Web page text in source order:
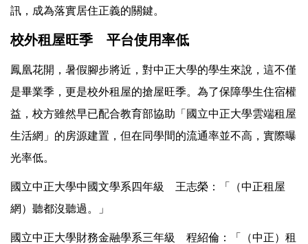
訊，成為落實居住正義的關鍵。
校外租屋旺季 平台使用率低
鳳凰花開，暑假腳步將近，對中正大學的學生來說，這不僅
是畢業季，更是校外租屋的搶屋旺季。為了保障學生住宿權
益，校方雖然早已配合教育部協助「國立中正大學雲端租屋
生活網」的房源建置，但在同學間的流通率並不高，實際曝
光率低。
國立中正大學中國文學系四年級 王志榮：「（中正租屋
網）聽都沒聽過。」
國立中正大學財務金融學系三年級 程紹倫：「（中正）租